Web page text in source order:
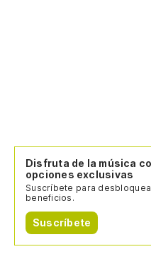
Disfruta de la música
opciones exclusivas
Suscríbete para
beneficios.
Suscríbete